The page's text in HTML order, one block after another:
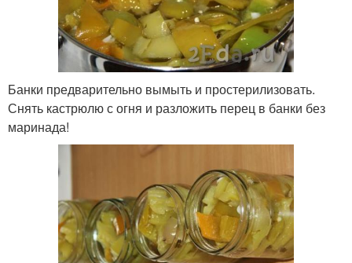
Банки предварительно вымыть и простерилизовать.
Снять кастрюлю с огня и разложить перец в банки без
маринада!